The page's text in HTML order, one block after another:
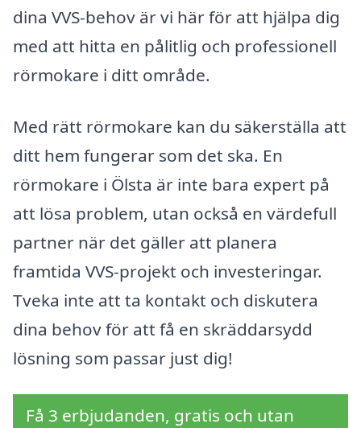
dina VVS-behov är vi här för att hjälpa dig
med att hitta en pålitlig och professionell
rörmokare i ditt område.
Med rätt rörmokare kan du säkerställa att
ditt hem fungerar som det ska. En
rörmokare i Ölsta är inte bara expert på
att lösa problem, utan också en värdefull
partner när det gäller att planera
framtida VVS-projekt och investeringar.
Tveka inte att ta kontakt och diskutera
dina behov för att få en skräddarsydd
lösning som passar just dig!
Få 3 erbjudanden, gratis och utan